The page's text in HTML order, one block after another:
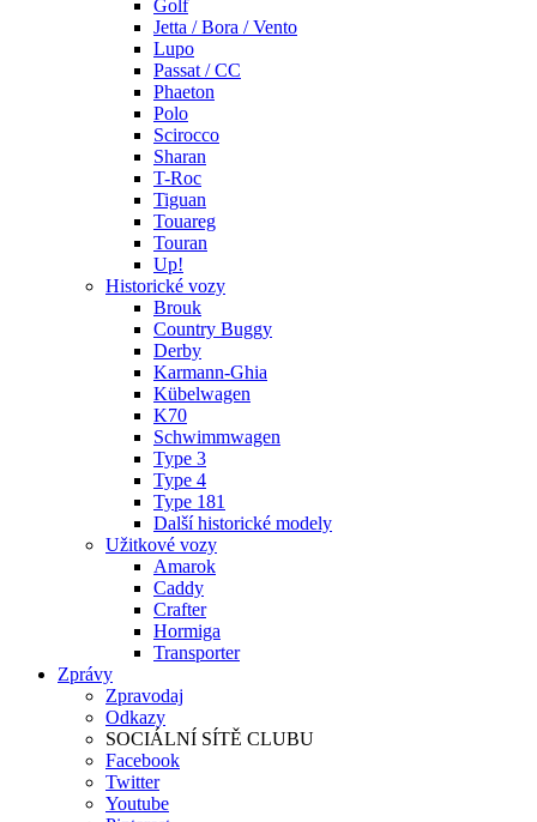
Golf
Jetta / Bora / Vento
Lupo
Passat / CC
Phaeton
Polo
Scirocco
Sharan
T-Roc
Tiguan
Touareg
Touran
Up!
Historické vozy
Brouk
Country Buggy
Derby
Karmann-Ghia
Kübelwagen
K70
Schwimmwagen
Type 3
Type 4
Type 181
Další historické modely
Užitkové vozy
Amarok
Caddy
Crafter
Hormiga
Transporter
Zprávy
Zpravodaj
Odkazy
SOCIÁLNÍ SÍTĚ CLUBU
Facebook
Twitter
Youtube